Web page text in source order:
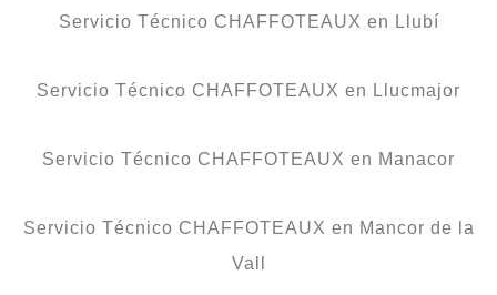
Servicio Técnico CHAFFOTEAUX en Llubí
Servicio Técnico CHAFFOTEAUX en Llucmajor
Servicio Técnico CHAFFOTEAUX en Manacor
Servicio Técnico CHAFFOTEAUX en Mancor de la
Vall